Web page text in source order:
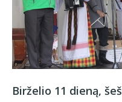
Birželio 11 dieną,